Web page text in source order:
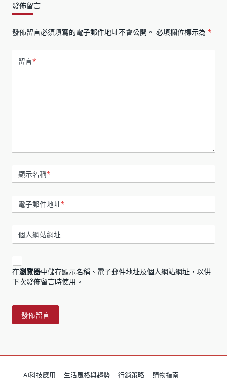
發佈留言
發佈留言必須填寫的電子郵件地址不會公開。 必填欄位標示為 *
留言*
顯示名稱*
電子郵件地址*
個人網站網址
在瀏覽器中儲存顯示名稱、電子郵件地址及個人網站網址，以供
下次發佈留言時使用。
AI科技應用 生活風格與趨勢 行銷策略 購物指南